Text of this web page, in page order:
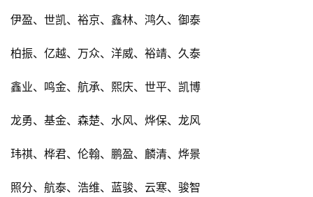
伊盈、世凯、裕京、鑫林、鸿久、御泰
柏振、亿越、万众、洋威、裕靖、久泰
鑫业、鸣金、航承、熙庆、世平、凯博
龙勇、基金、森楚、水风、烨保、龙风
玮祺、桦君、伦翰、鹏盈、麟清、烨景
照分、航泰、浩维、蓝骏、云寒、骏智